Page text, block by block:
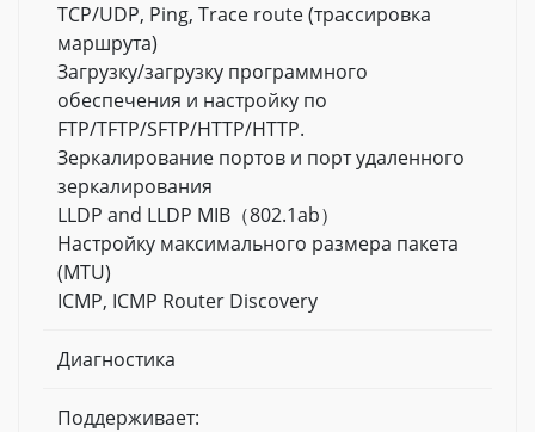
TCP/UDP, Ping, Trace route (трассировка
маршрута)
Загрузку/загрузку программного
обеспечения и настройку по
FTP/TFTP/SFTP/HTTP/HTTP.
Зеркалирование портов и порт удаленного
зеркалирования
LLDP and LLDP MIB（802.1ab）
Настройку максимального размера пакета
(MTU)
ICMP, ICMP Router Discovery
Диагностика
Поддерживает: